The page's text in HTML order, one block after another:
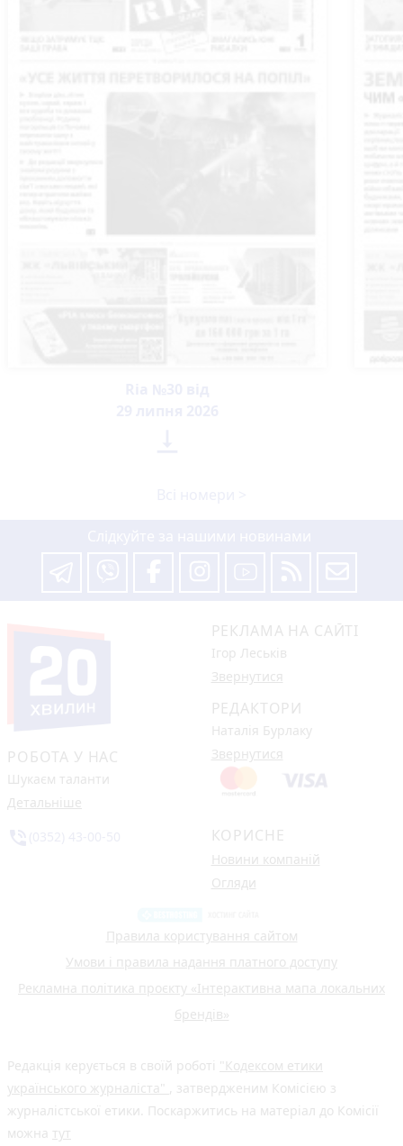
РОБОТА У НАС
Шукаєм таланти
Детальніше
РЕКЛАМА НА САЙТІ
Ігор Леськів
Звернутися
РЕДАКТОРИ
Наталія Бурлаку
Звернутися
КОРИСНЕ
Новини компаній
Огляди
Правила користування сайтом
Умови і правила надання платного доступу
Рекламна політика проєкту «Інтерактивна мапа локальних
брендів»
Редакція керується в своїй роботі "Кодексом етики
українського журналіста" , затвердженим Комісією з
журналістської етики. Поскаржитись на матеріал до Комісії
можна тут